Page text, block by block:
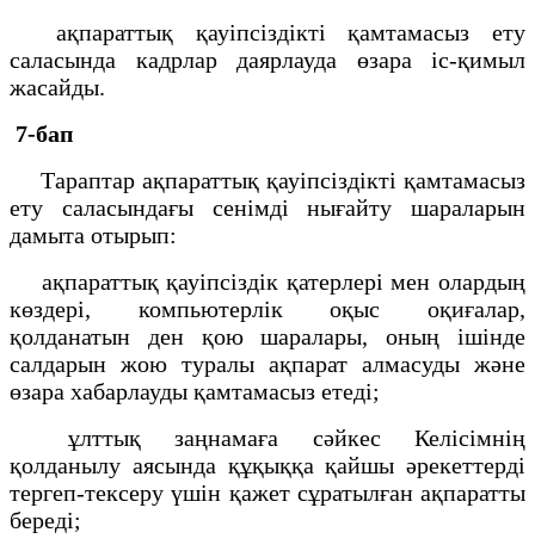
ақпараттық қауіпсіздікті қамтамасыз ету
саласында кадрлар даярлауда өзара іс-қимыл
жасайды.
7-бап
Тараптар ақпараттық қауіпсіздікті қамтамасыз
ету саласындағы сенімді нығайту шараларын
дамыта отырып:
ақпараттық қауіпсіздік қатерлері мен олардың
көздері, компьютерлік оқыс оқиғалар,
қолданатын ден қою шаралары, оның ішінде
салдарын жою туралы ақпарат алмасуды және
өзара хабарлауды қамтамасыз етеді;
ұлттық заңнамаға сәйкес Келісімнің
қолданылу аясында құқыққа қайшы әрекеттерді
тергеп-тексеру үшін қажет сұратылған ақпаратты
береді;